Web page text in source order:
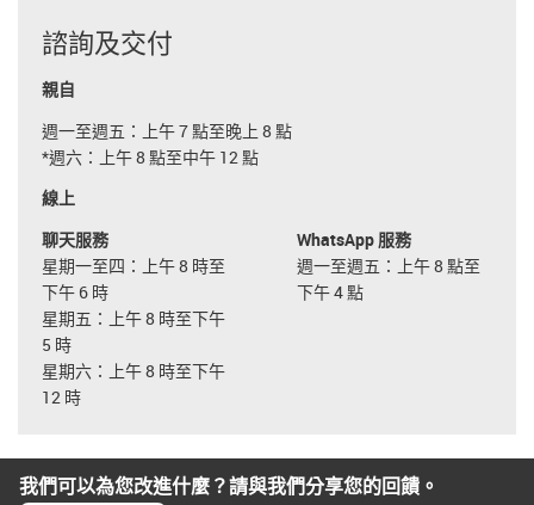
諮詢及交付
親自
週一至週五：上午 7 點至晚上 8 點
*週六：上午 8 點至中午 12 點
線上
聊天服務
星期一至四：上午 8 時至
下午 6 時
星期五：上午 8 時至下午
5 時
星期六：上午 8 時至下午
12 時
WhatsApp 服務
週一至週五：上午 8 點至
下午 4 點
我們可以為您改進什麼？請與我們分享您的回饋。